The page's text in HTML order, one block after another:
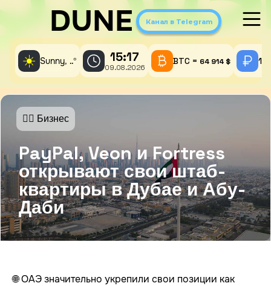
DUNE Канал в Telegram
☀️ Sunny, ..° 15:17
09.08.2026
BTC = 64 914 $ 1
PayPal, Veon и Fortress
открывают свои штаб-
квартиры в Дубае и Абу-
Даби
🤵‍♂️ Бизнес
🌐 ОАЭ значительно укрепили свои позиции как